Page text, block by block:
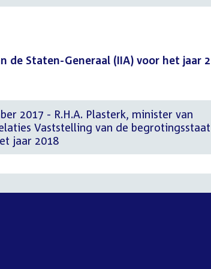
Staten-Generaal (IIA) voor het jaar
2017 - R.H.A. Plasterk, minister van
Vaststelling van de begrotingsstaat
jaar 2018